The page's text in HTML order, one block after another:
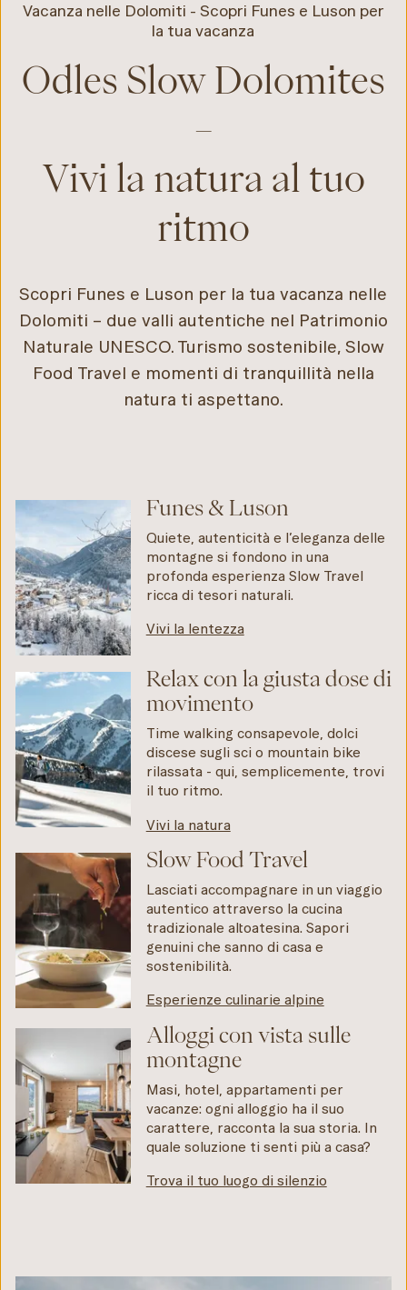
Vacanza nelle Dolomiti - Scopri Funes e Luson per
la tua vacanza
Odles Slow Dolomites
–
Vivi la natura al tuo
ritmo
Scopri Funes e Luson per la tua vacanza nelle
Dolomiti – due valli autentiche nel Patrimonio
Naturale UNESCO. Turismo sostenibile, Slow
Food Travel e momenti di tranquillità nella
natura ti aspettano.
Funes & Luson
Quiete, autenticità e l’eleganza delle
montagne si fondono in una
profonda esperienza Slow Travel
ricca di tesori naturali.
Vivi la lentezza
Relax con la giusta dose di
movimento
Time walking consapevole, dolci
discese sugli sci o mountain bike
rilassata - qui, semplicemente, trovi
il tuo ritmo.
Vivi la natura
Slow Food Travel
Lasciati accompagnare in un viaggio
autentico attraverso la cucina
tradizionale altoatesina. Sapori
genuini che sanno di casa e
sostenibilità.
Esperienze culinarie alpine
Alloggi con vista sulle
montagne
Masi, hotel, appartamenti per
vacanze: ogni alloggio ha il suo
carattere, racconta la sua storia. In
quale soluzione ti senti più a casa?
Trova il tuo luogo di silenzio